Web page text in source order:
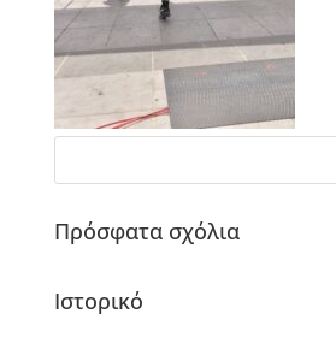
Πρόσφατα σχόλια
Ιστορικό